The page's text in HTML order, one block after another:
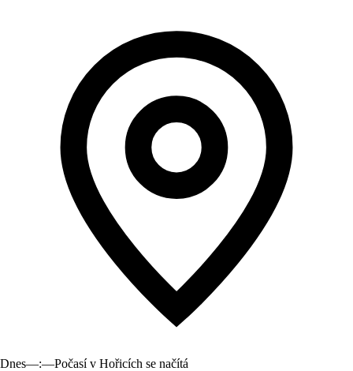
Dnes—:—Počasí v Hořicích se načítá